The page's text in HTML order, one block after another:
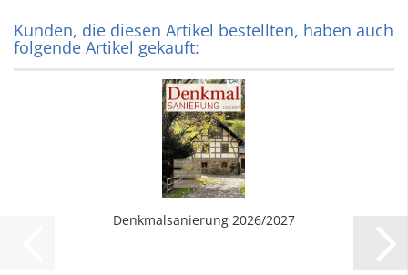
Kunden, die diesen Artikel bestellten, haben auch
folgende Artikel gekauft:
Denkmalsanierung 2026/2027